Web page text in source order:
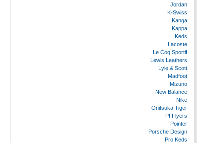
Jordan
K-Swiss
Kanga
Kappa
Keds
Lacoste
Le Coq Sportif
Lewis Leathers
Lyle & Scott
Madfoot
Mizuno
New Balance
Nike
Onitsuka Tiger
Pf Flyers
Pointer
Porsche Design
Pro Keds